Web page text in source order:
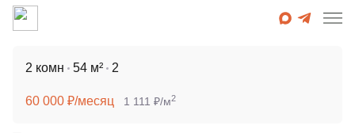
2 комн 54 м² 2
60 000 ₽/месяц 1 111 ₽/м2